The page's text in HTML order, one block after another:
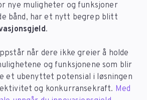
nye muligheter og funksjoner
bånd, har et nytt begrep blitt
.
når dere ikke greier å holde
og funksjonene som blir
et ubenyttet potensial i løsningen
og konkurransekraft. Med